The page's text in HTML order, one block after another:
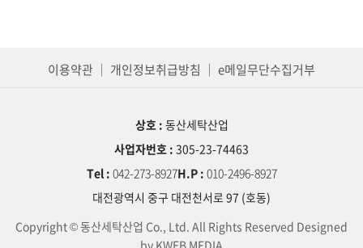
이용약관 ｜ 개인정보취급방침 ｜ e메일무단수집거부
상호 : 동산세탁산업
사업자번호 : 305-23-74463
Tel : 042-273-8927H.P : 010-2496-8927
대전광역시 중구 대전천서로 97 (호동)
Copyright © 동산세탁산업 Co., Ltd. All Rights Reserved Designed
by KWEB MEDIA